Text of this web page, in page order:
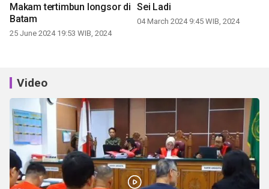
Makam tertimbun longsor di
Batam
25 June 2024 19:53 WIB, 2024
Sei Ladi
04 March 2024 9:45 WIB, 2024
Video